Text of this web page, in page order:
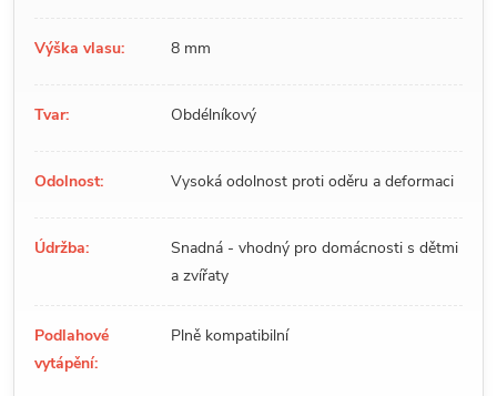
Výška vlasu: 8 mm
Tvar: Obdélníkový
Odolnost: Vysoká odolnost proti oděru a deformaci
Údržba:
Snadná - vhodný pro domácnosti s dětmi
a zvířaty
Podlahové
vytápění:
Plně kompatibilní